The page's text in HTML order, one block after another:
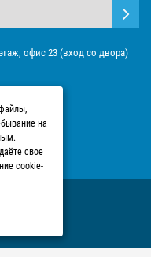
офис 23 (вход со двора)
на
свое
cookie-